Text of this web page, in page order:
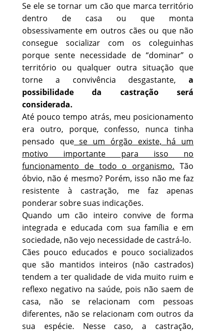
Se ele se tornar um cão que marca território
dentro de casa ou que monta
obsessivamente em outros cães ou que não
consegue socializar com os coleguinhas
porque sente necessidade de “dominar” o
território ou qualquer outra situação que
torne a convivência desgastante,a
possibilidade da castração será
considerada.
Até pouco tempo atrás, meu posicionamento
era outro, porque, confesso, nunca tinha
pensado quese um órgão existe, há um
motivo importante para isso no
funcionamento de todo o organismo. Tão
óbvio, não é mesmo? Porém, isso não me faz
resistente à castração, me faz apenas
ponderar sobre suas indicações.
Quando um cão inteiro convive de forma
integrada e educada com sua família e em
sociedade, não vejo necessidade de castrá-lo.
Cães pouco educados e pouco socializados
que são mantidos inteiros (não castrados)
tendem a ter qualidade de vida muito ruim e
reflexo negativo na saúde, pois não saem de
casa, não se relacionam com pessoas
diferentes, não se relacionam com outros da
sua espécie. Nesse caso, a castração,